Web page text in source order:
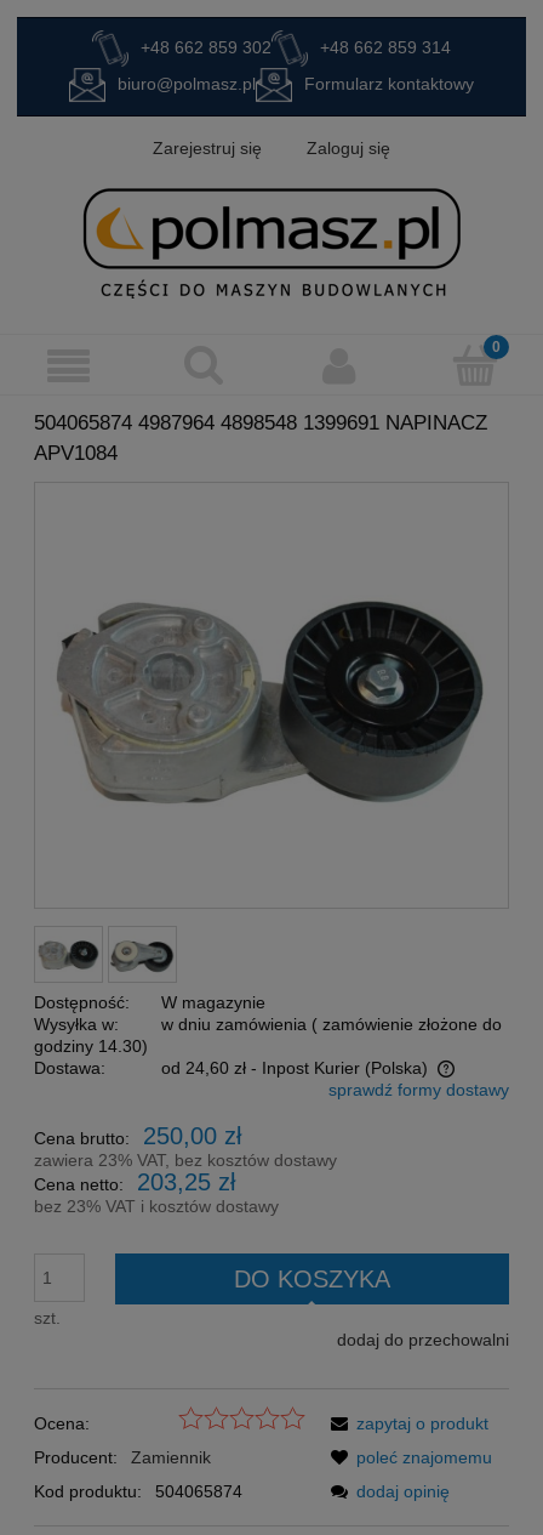
+48 662 859 302
+48 662 859 314
biuro@polmasz.pl
Formularz kontaktowy
Zarejestruj się Zaloguj się
504065874 4987964 4898548 1399691 NAPINACZ
APV1084
Dostępność:
W magazynie
Wysyłka w:
w dniu zamówienia ( zamówienie złożone do
godziny 14.30)
Dostawa:
od 24,60 zł - Inpost Kurier (Polska)
Cena nie zawiera ewentualnych kosztów płatnościsprawdź formy dostawy
Cena brutto: 250,00 zł
zawiera 23% VAT, bez kosztów dostawy
Cena netto:
203,25 zł
bez 23% VAT i kosztów dostawy
szt.
DO KOSZYKA
dodaj do przechowalni
Ocena:
Producent:
Zamiennik
Kod produktu:
504065874
zapytaj o produkt
poleć znajomemu
dodaj opinię